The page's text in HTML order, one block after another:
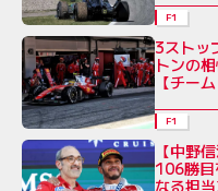
F1
3ストッ
トンの
【チー
F1
【中野
106勝目
なる担